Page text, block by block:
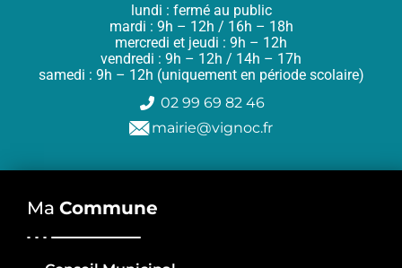
lundi : fermé au public
mardi : 9h – 12h / 16h – 18h
mercredi et jeudi : 9h – 12h
vendredi : 9h – 12h / 14h – 17h
samedi : 9h – 12h (uniquement en période scolaire)
02 99 69 82 46
mairie@vignoc.fr
Ma Commune